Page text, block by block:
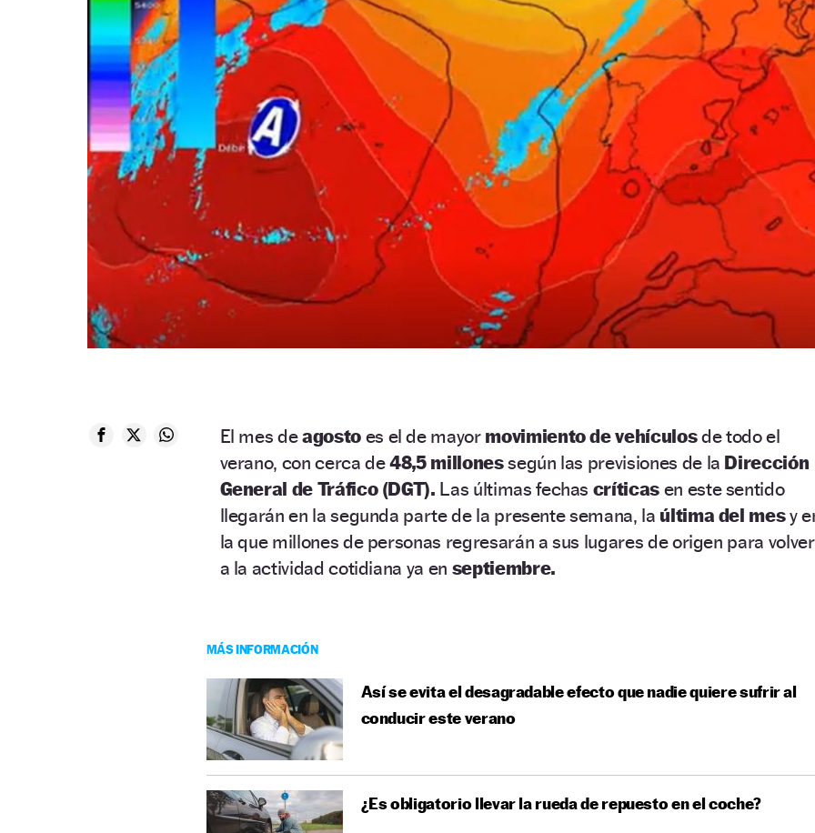
El mes deagosto es el de mayor movimiento de vehículosde todo el
verano, con cerca de48,5 millonessegún las previsiones de la Dirección
General de Tráfico (DGT). Las últimas fechas críticas en este sentido
llegarán en la segunda parte de la presente semana, la última del mesy
la que millones de personas regresarán a sus lugares de origen para volver
a la actividad cotidiana ya en septiembre.
MÁS INFORMACIÓN
Así se evita el desagradable efecto que nadie quiere sufrir al
conducir este verano
¿Es obligatorio llevar la rueda de repuesto en el coche?